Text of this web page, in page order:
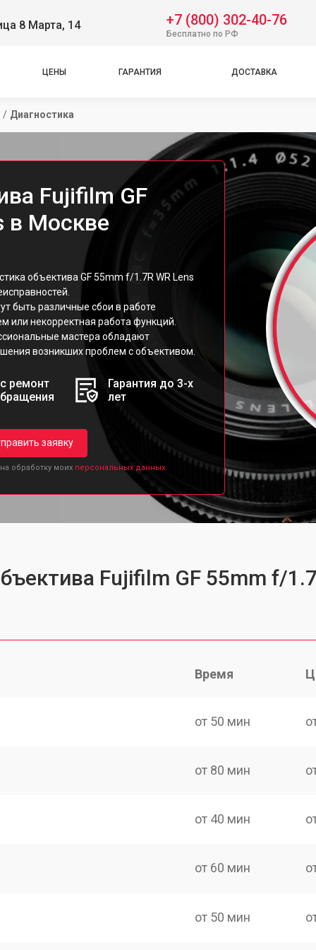
8 Марта, 14 +7 (800) 302-40-76
Бесплатно по РФ
ЦЕНЫ ГАРАНТИЯ ДОСТАВКА
/ Диагностика
Fujifilm GF
в Москве
объектива GF 55mm f/1.7R WR Lens
быть различные сбои в работе
или некорректная работа функций.
мастера обладают
возникших проблем с объективом.
ремонт
Гарантия до 3-х
лет
заявку
обработку моих персональных данных.
Fujifilm GF 55mm f/
Время
от 50 мин
от 80 мин
от 40 мин
от 60 мин
от 50 мин